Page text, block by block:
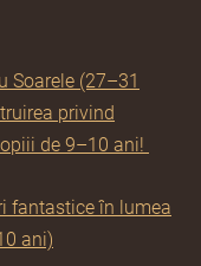
Soarele (27–31
privind
de 9–10 ani!
fantastice în lumea
ani)